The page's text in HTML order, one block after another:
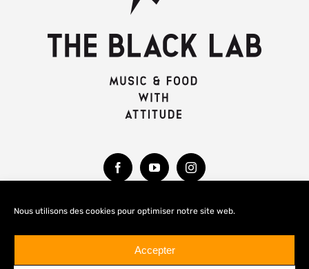
Nous utilisons des cookies pour optimiser notre site web.
Accepter
MENTIONS LÉGALES